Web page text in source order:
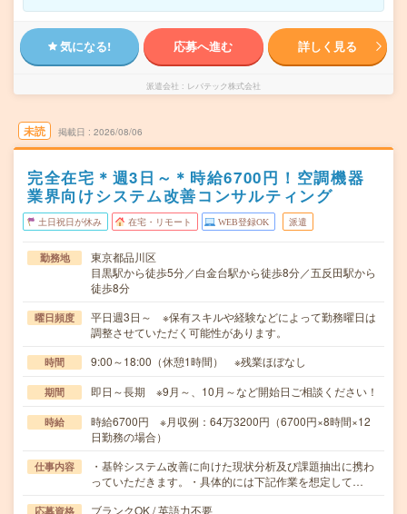
気になる! 応募へ進む 詳しく見る
派遣会社 レバテック株式会社
未読 掲載日 2026/08/06
完全在宅＊週3日～＊時給6700円！空調機器
業界向けシステム改善コンサルティング
土日祝日が休み 在宅・リモート WEB登録OK 派遣
勤務地
東京都品川区
目黒駅から徒歩5分／白金台駅から徒歩8分／五反田駅から
徒歩8分
曜日頻度
平日週3日～ ※保有スキルや経験などによって勤務曜日は
調整させていただく可能性があります。
時間 9:00～18:00（休憩1時間） ※残業ほぼなし
期間 即日～長期 ※9月～、10月～など開始日ご相談ください！
時給
時給6700円 ※月収例：64万3200円（6700円×8時間×12
日勤務の場合）
仕事内容
・基幹システム改善に向けた現状分析及び課題抽出に携わ
っていただきます。・具体的には下記作業を想定して…
応募資格
ブランクOK / 英語力不要